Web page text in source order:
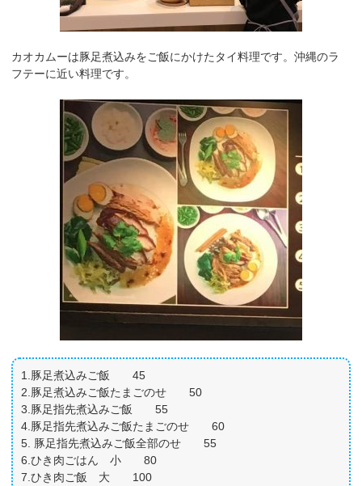
カオカムーは豚足煮込みをご飯にかけたタイ料理です。沖縄のラ
フテーに近い料理です。
1.豚足煮込みご飯 45
2.豚足煮込みご飯たまごのせ 50
3.豚足指先煮込みご飯 55
4.豚足指先煮込みご飯たまごのせ 60
5. 豚足指先煮込みご飯全部のせ 55
6.ひき肉ごはん 小 80
7.ひき肉ご飯 大 100